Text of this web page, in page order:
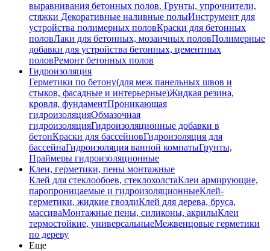
выравнивания бетонных полов. Грунты, упрочнители,
стяжки Декоративные наливные полыИнструмент для
устройства полимерных половКраски для бетонных
половЛаки для бетонных, мозаичных половПолимерные
добавки для устройства бетонных, цементных
половРемонт бетонных полов
Гидроизоляция
Герметики по бетону(для меж панельных швов и
стыков, фасадные и интерьерные)Жидкая резина,
кровля, фундаментПроникающая
гидроизоляцияОбмазочная
гидроизоляцияГидроизоляционные добавки в
бетонКраски для бассейновГидроизоляция для
бассейнаГидроизоляция ванной комнатыГрунты,
Праймеры гидроизоляционные
Клеи, герметики, пены монтажные
Клей для стеклообоев, стеклохолстаКлеи армирующие,
паропроницаемые и гидроизоляционныеКлей-
герметики, жидкие гвоздиКлей для дерева, бруса,
массиваМонтажные пены, силиконы, акрилыКлеи
термостойкие, универсальныеМежвенцовые герметики
по дереву
Еще